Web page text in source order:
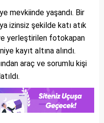
mevkiinde yaşandı. Bir
izinsiz şekilde katı atık
yerleştirilen fotokapan
kayıt altına alındı.
araç ve sorumlu kişi